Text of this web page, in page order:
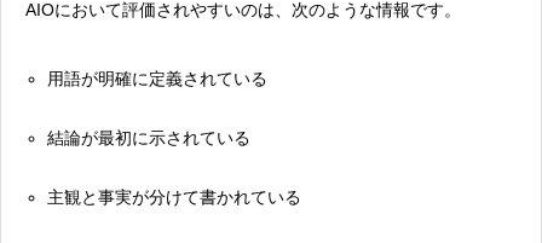
AIOにおいて評価されやすいのは、次のような情報です。
用語が明確に定義されている
結論が最初に示されている
主観と事実が分けて書かれている